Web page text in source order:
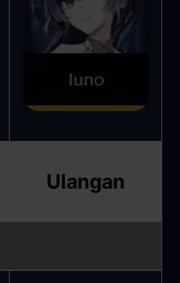
Ulangan